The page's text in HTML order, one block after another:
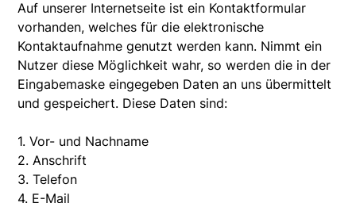
Auf unserer Internetseite ist ein Kontaktformular
vorhanden, welches für die elektronische
Kontaktaufnahme genutzt werden kann. Nimmt ein
Nutzer diese Möglichkeit wahr, so werden die in der
Eingabemaske eingegeben Daten an uns übermittelt
und gespeichert. Diese Daten sind:
1. Vor- und Nachname
2. Anschrift
3. Telefon
4. E-Mail